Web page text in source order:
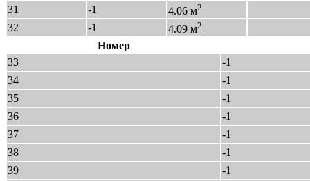
31 -1 4.06 м2
32 -1 4.09 м2
Номер
33
-1
34
-1
35
-1
36
-1
37
-1
38
-1
39
-1